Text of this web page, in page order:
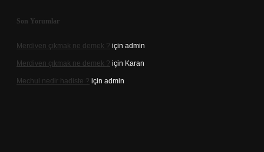
Son Yorumlar
Merdiven çıkmak ne demek ? için admin
Merdiven çıkmak ne demek ? için Karan
Mechul nedir hadiste ? için admin